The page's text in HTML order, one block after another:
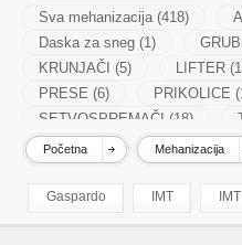
Sva mehanizacija (418)
Daska za sneg (1)
KRUNJAČI (5)
LIFTER
PRESE (6)
PRIKOLICE
SETVOSPREMAČI (18)
VALJCI (8)
Početna Mehanizacija
Gaspardo IMT IMT